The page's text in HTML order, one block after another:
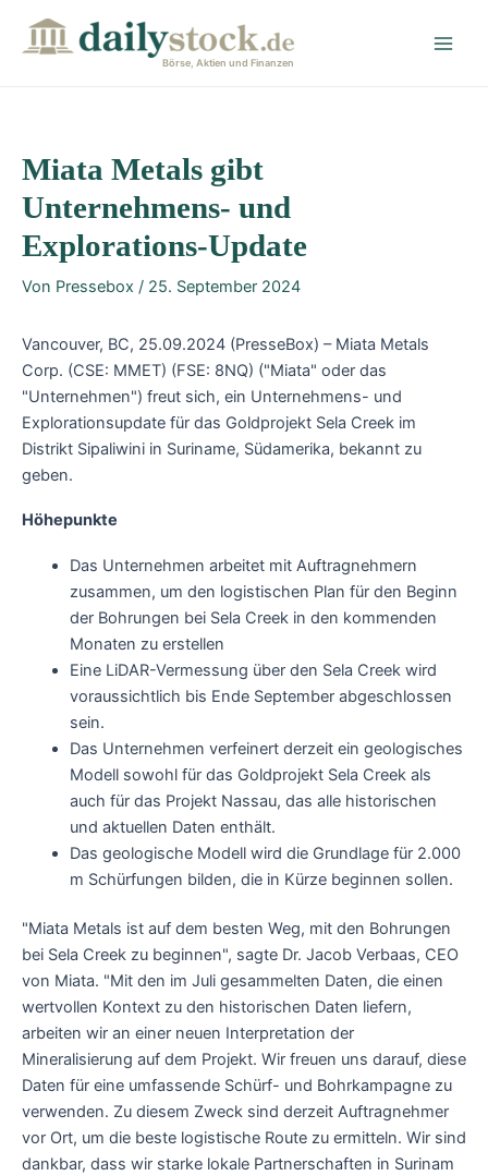
Börse, Aktien und Finanzen
Miata Metals gibt
Unternehmens- und
Explorations-Update
Von Pressebox / 25. September 2024
Vancouver, BC, 25.09.2024 (PresseBox) – Miata Metals
Corp. (CSE: MMET) (FSE: 8NQ) ("Miata" oder das
"Unternehmen") freut sich, ein Unternehmens- und
Explorationsupdate für das Goldprojekt Sela Creek im
Distrikt Sipaliwini in Suriname, Südamerika, bekannt zu
geben.
Höhepunkte
Das Unternehmen arbeitet mit Auftragnehmern
zusammen, um den logistischen Plan für den Beginn
der Bohrungen bei Sela Creek in den kommenden
Monaten zu erstellen
Eine LiDAR-Vermessung über den Sela Creek wird
voraussichtlich bis Ende September abgeschlossen
sein.
Das Unternehmen verfeinert derzeit ein geologisches
Modell sowohl für das Goldprojekt Sela Creek als
auch für das Projekt Nassau, das alle historischen
und aktuellen Daten enthält.
Das geologische Modell wird die Grundlage für 2.000
m Schürfungen bilden, die in Kürze beginnen sollen.
"Miata Metals ist auf dem besten Weg, mit den Bohrungen
bei Sela Creek zu beginnen", sagte Dr. Jacob Verbaas, CEO
von Miata. "Mit den im Juli gesammelten Daten, die einen
wertvollen Kontext zu den historischen Daten liefern,
arbeiten wir an einer neuen Interpretation der
Mineralisierung auf dem Projekt. Wir freuen uns darauf, diese
Daten für eine umfassende Schürf- und Bohrkampagne zu
verwenden. Zu diesem Zweck sind derzeit Auftragnehmer
vor Ort, um die beste logistische Route zu ermitteln. Wir sind
dankbar, dass wir starke lokale Partnerschaften in Surinam